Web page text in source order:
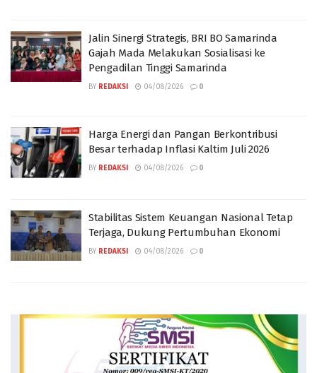
Jalin Sinergi Strategis, BRI BO Samarinda
Gajah Mada Melakukan Sosialisasi ke
Pengadilan Tinggi Samarinda
BY REDAKSI 04/08/2026 0
Harga Energi dan Pangan Berkontribusi
Besar terhadap Inflasi Kaltim Juli 2026
BY REDAKSI 04/08/2026 0
Stabilitas Sistem Keuangan Nasional Tetap
Terjaga, Dukung Pertumbuhan Ekonomi
BY REDAKSI 04/08/2026 0